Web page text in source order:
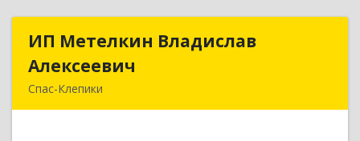
ИП Метелкин Владислав
Алексеевич
Спас-Клепики
ИП Метелкин Владислав